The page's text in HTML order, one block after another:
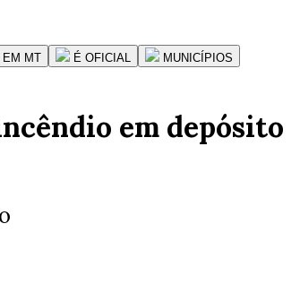
EM MT É OFICIAL
MUNICÍPIOS
em depósito